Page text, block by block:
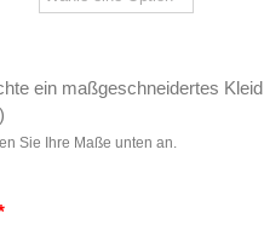
ein maßgeschneidertes
)
Sie Ihre Maße unten an.